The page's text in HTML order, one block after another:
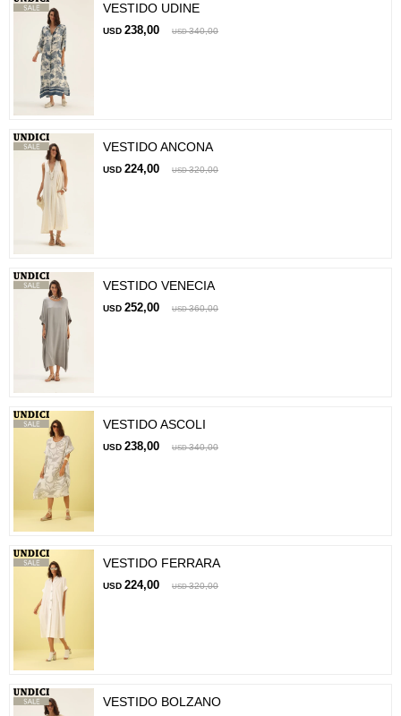
VESTIDO UDINE
USD 238,00 USD 340,00
VESTIDO ANCONA
USD 224,00 USD 320,00
VESTIDO VENECIA
USD 252,00 USD 360,00
VESTIDO ASCOLI
USD 238,00 USD 340,00
VESTIDO FERRARA
USD 224,00 USD 320,00
VESTIDO BOLZANO